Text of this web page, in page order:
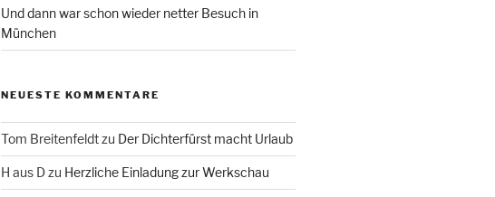
Und dann war schon wieder netter Besuch in
München
NEUESTE KOMMENTARE
Tom Breitenfeldtzu Der Dichterfürst macht Urlaub
H aus Dzu Herzliche Einladung zur Werkschau